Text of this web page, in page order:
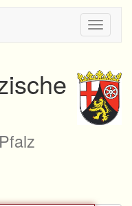
ein/